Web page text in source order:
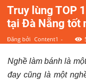
vụ
tại
Đà
Truy lùng TOP
tại Đà Nẵng tốt
Đăng bởi Content1 -
Nghề làm bánh là
đay cũng là một